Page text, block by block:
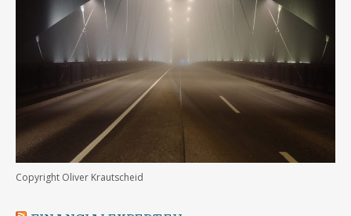
Copyright Oliver Krautscheid